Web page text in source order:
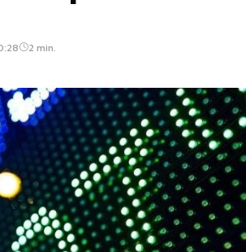
2 min.